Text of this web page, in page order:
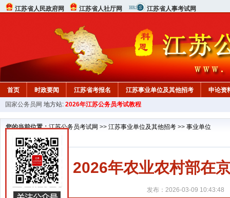
江苏省人民政府网 江苏省人社厅网 江苏省人事考试网
首页 时政要闻 江苏省考报名 江苏事业单位及其他招考
申论资
国家公务员网 地方站: 2026年江苏公务员考试教程
您的当前位置：江苏公务员考试网 >> 江苏事业单位及其他招考 >> 事业单位
2026年农业农村部在
发布：2026-03-09 10:43:48